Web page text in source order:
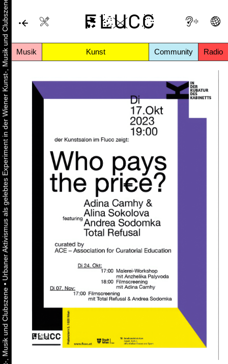
Musik Kunst Community Radio
•
Urbaner Aktivismus als gelebtes Experiment in der Wiener Kunst-, Musik und Clubszene